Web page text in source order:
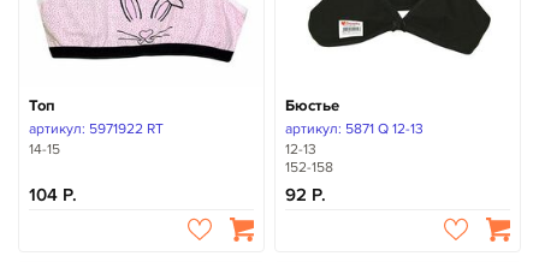
Топ
артикул: 5971922 RT
14-15
104
Бюстье
артикул: 5871 Q 12-13
12-13
152-158
92